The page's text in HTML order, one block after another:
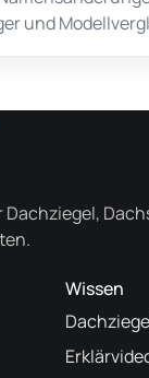
und
Dachziegel,
Wissen